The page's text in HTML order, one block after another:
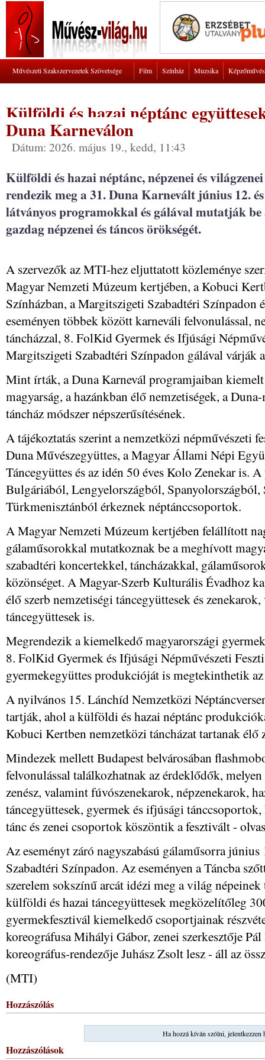
Művészeti Szakszervezetek Szövetsége Film Színház Muzsika
Külföldi és hazai néptánc
Duna Karneválon
Dátum: 2026. május 19., kedd, 11:43
Külföldi és hazai néptánc, népzenei és
rendezik meg a 31. Duna Karnevált június 12.
látványos programokkal és gálával mutatják
gazdag népzenei és táncos örökségét.
A szervezők az MTI-hez eljuttatott közleménye
Magyar Nemzeti Múzeum kertjében, a Kobuci
Színházban, a Margitszigeti Szabadtéri Színpadon
eseményen többek között karneváli felvonulással,
táncházzal, 8. FolKid Gyermek és Ifjúsági
Margitszigeti Szabadtéri Színpadon gálával várják
Mint írták, a Duna Karnevál programjaiban
magyarság, a hazánkban élő nemzetiségek, a
táncház módszer népszerűsítésének.
A tájékoztatás szerint a nemzetközi népművészeti
Duna Művészegyüttes, a Magyar Állami Népi
Táncegyüttes és az idén 50 éves Kolo Zenekar is.
Bulgáriából, Lengyelországból, Spanyolországból,
Türkmenisztánból érkeznek néptánccsoportok.
A Magyar Nemzeti Múzeum kertjében felállított
gálaműsorokkal mutatkoznak be a meghívott
szabadtéri koncertekkel, táncházakkal,
közönséget. A Magyar-Szerb Kulturális Évadhoz
élő szerb nemzetiségi táncegyüttesek és
táncegyüttesek is.
Megrendezik a kiemelkedő magyarországi
8. FolKid Gyermek és Ifjúsági Népművészeti
gyermekegyüttes produkcióját is megtekinthetik
A nyilvános 15. Lánchíd Nemzetközi
tartják, ahol a külföldi és hazai néptánc
Kobuci Kertben nemzetközi táncházat tartanak élő
Mindezek mellett Budapest belvárosában
felvonulással találkozhatnak az érdeklődők,
zenész, valamint fúvószenekarok, népzenekarok,
táncegyüttesek, gyermek és ifjúsági
tánc és zenei csoportok köszöntik a fesztivált -
Az eseményt záró nagyszabású gálaműsorra
Szabadtéri Színpadon. Az eseményen a Táncba
szerelem sokszínű arcát idézi meg a világ
külföldi és hazai táncegyüttesek megközelítőleg
gyermekfesztivál kiemelkedő csoportjainak
koreográfusa Mihályi Gábor, zenei szerkesztője
koreográfus-rendezője Juhász Zsolt lesz - áll az
(MTI)
Hozzászólás
Ha hozzá kíván szólni, jelentkezzen
Hozzászólások